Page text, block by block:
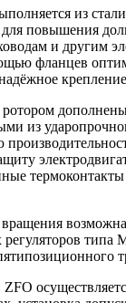
из
повышения
и другим
фланцев
из
вращения
типа